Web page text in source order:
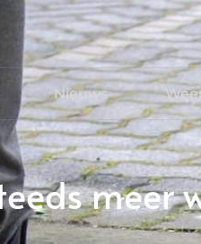
Nieuws
meer